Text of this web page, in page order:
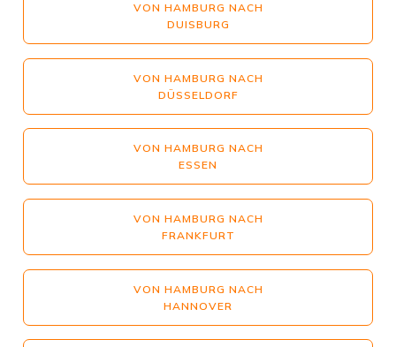
VON HAMBURG NACH
DUISBURG
VON HAMBURG NACH
DÜSSELDORF
VON HAMBURG NACH
ESSEN
VON HAMBURG NACH
FRANKFURT
VON HAMBURG NACH
HANNOVER